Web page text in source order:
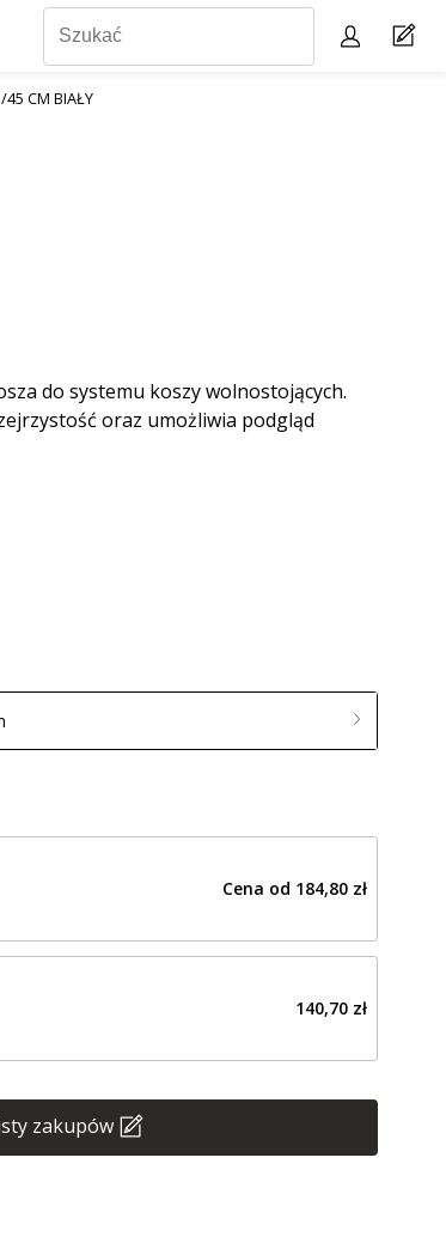
45 CM BIAŁY
do systemu koszy wolnostojących.
oraz umożliwia podgląd
Cena od 184,80 zł
140,70 zł
zakupów